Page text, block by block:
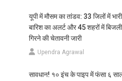
यूपी में मौसम का तांडव: 33 जिलों में भारी
बारिश का अलर्ट और 45 शहरों में बिजली
गिरने की चेतावनी जारी
Upendra Agrawal
सावधान! १० इंच के पाइप में फंसा ६